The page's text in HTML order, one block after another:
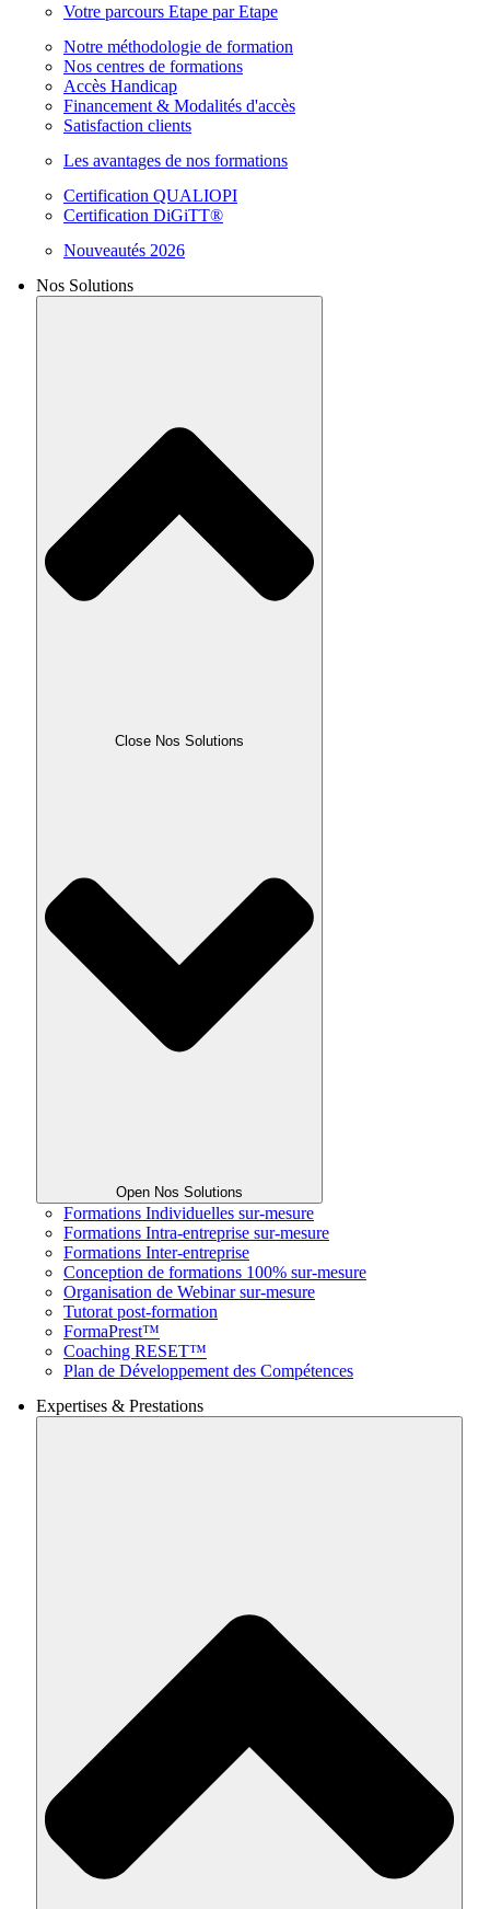
Votre parcours Etape par Etape
Notre méthodologie de formation
Nos centres de formations
Accès Handicap
Financement & Modalités d'accès
Satisfaction clients
Les avantages de nos formations
Certification QUALIOPI
Certification DiGiTT®
Nouveautés 2026
Nos Solutions
Close Nos Solutions
Open Nos Solutions
Formations Individuelles sur-mesure
Formations Intra-entreprise sur-mesure
Formations Inter-entreprise
Conception de formations 100% sur-mesure
Organisation de Webinar sur-mesure
Tutorat post-formation
FormaPrest™
Coaching RESET™
Plan de Développement des Compétences
Expertises & Prestations